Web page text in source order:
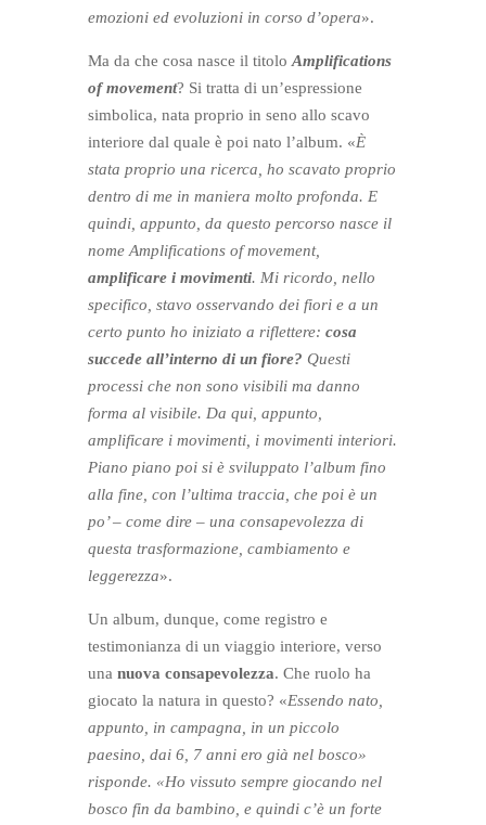
emozioni ed evoluzioni in corso d’opera».
Ma da che cosa nasce il titolo Amplifications
of movement? Si tratta di un’espressione
simbolica, nata proprio in seno allo scavo
interiore dal quale è poi nato l’album. «È
stata proprio una ricerca, ho scavato proprio
dentro di me in maniera molto profonda. E
quindi, appunto, da questo percorso nasce il
nome Amplifications of movement,
amplificare i movimenti. Mi ricordo, nello
specifico, stavo osservando dei fiori e a un
certo punto ho iniziato a riflettere: cosa
succede all’interno di un fiore? Questi
processi che non sono visibili ma danno
forma al visibile. Da qui, appunto,
amplificare i movimenti, i movimenti interiori.
Piano piano poi si è sviluppato l’album fino
alla fine, con l’ultima traccia, che poi è un
po’ – come dire – una consapevolezza di
questa trasformazione, cambiamento e
leggerezza».
Un album, dunque, come registro e
testimonianza di un viaggio interiore, verso
una nuova consapevolezza. Che ruolo ha
giocato la natura in questo? «Essendo nato,
appunto, in campagna, in un piccolo
paesino, dai 6, 7 anni ero già nel bosco»
risponde. «Ho vissuto sempre giocando nel
bosco fin da bambino, e quindi c’è un forte